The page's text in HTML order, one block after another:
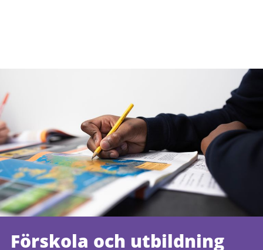
Förskola och utbildning